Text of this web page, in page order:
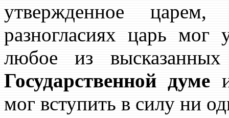
утвержденное
разногласиях царь мог
любое из
Государственной думе
мог вступить в силу ни